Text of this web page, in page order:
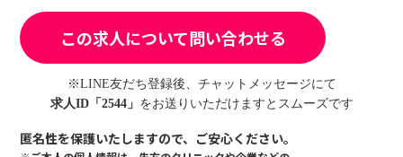
この求人について問い合わせる
※LINE友だち登録後、チャットメッセージにて
求人ID「2544」 をお送りいただけますとスムーズです
匿名性を保護いたしますので、ご安心ください。